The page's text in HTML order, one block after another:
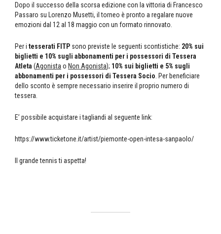
Dopo il successo della scorsa edizione con la vittoria di Francesco
Passaro su Lorenzo Musetti, il torneo è pronto a regalare nuove
emozioni dal 12 al 18 maggio con un formato rinnovato.
Per i tesserati FITP sono previste le seguenti scontistiche: 20% sui
biglietti e 10% sugli abbonamenti per i possessori di Tessera
Atleta (Agonista o Non Agonista); 10% sui biglietti e 5% sugli
abbonamenti per i possessori di Tessera Socio . Per beneficiare
dello sconto è sempre necessario inserire il proprio numero di
tessera.
E’ possibile acquistare i tagliandi al seguente link:
https://www.ticketone.it/artist/piemonte-open-intesa-sanpaolo/
Il grande tennis ti aspetta!